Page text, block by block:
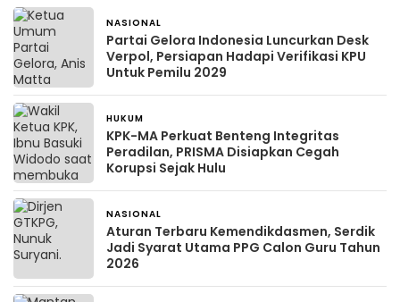
NASIONAL
Partai Gelora Indonesia Luncurkan Desk
Verpol, Persiapan Hadapi Verifikasi KPU
Untuk Pemilu 2029
HUKUM
KPK-MA Perkuat Benteng Integritas
Peradilan, PRISMA Disiapkan Cegah
Korupsi Sejak Hulu
NASIONAL
Aturan Terbaru Kemendikdasmen, Serdik
Jadi Syarat Utama PPG Calon Guru Tahun
2026